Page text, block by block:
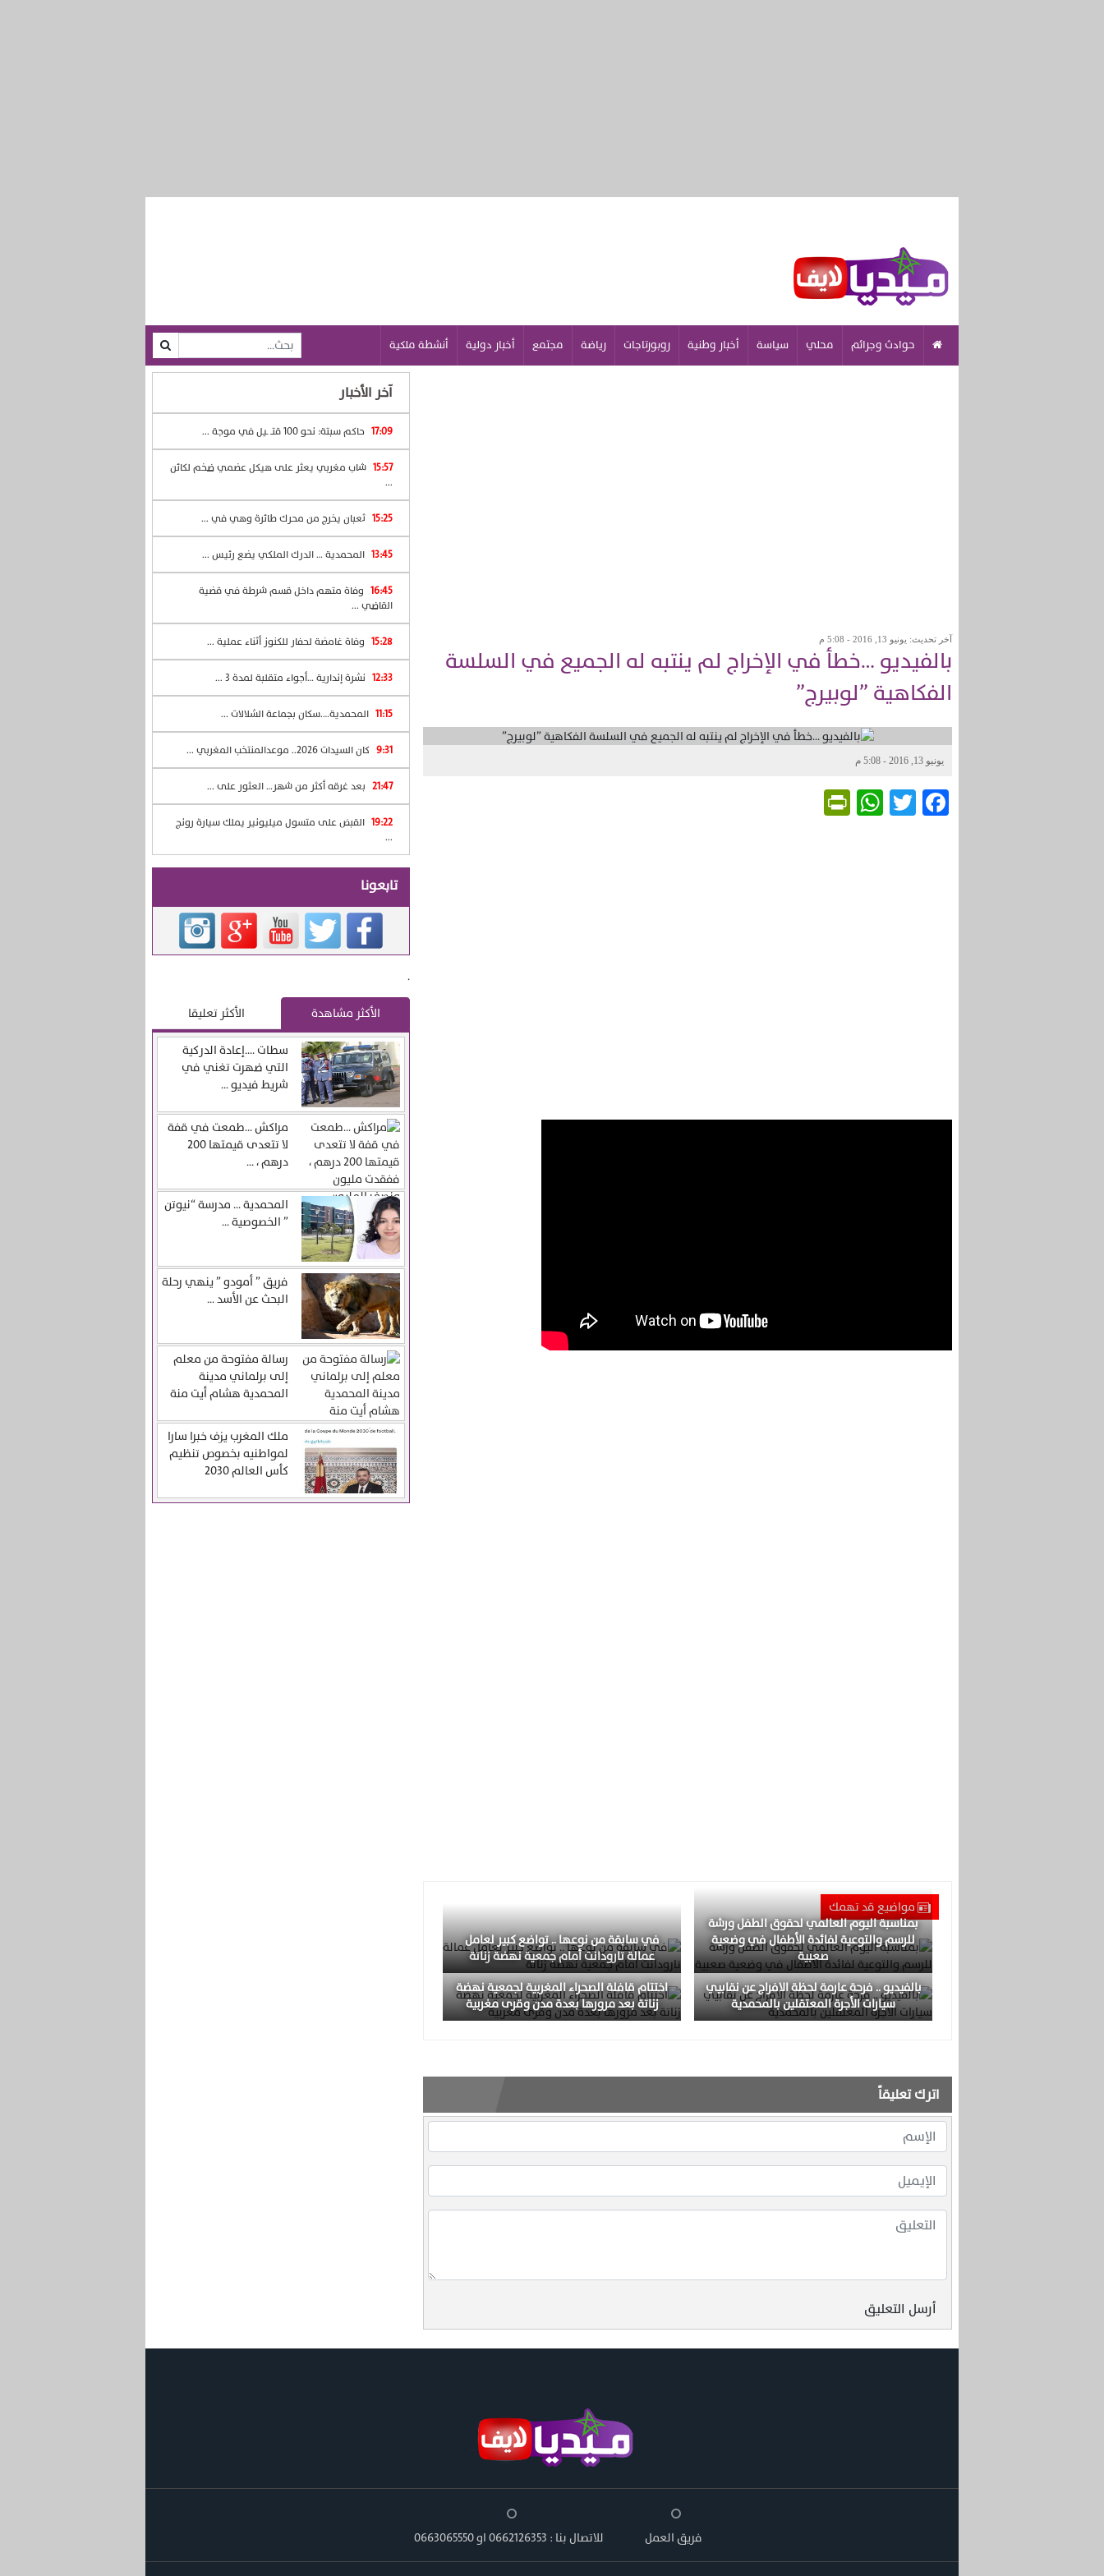
حوادث وجرائم محلي سياسة أخبار وطنية روبورتاجات رياضة مجتمع أخبار دولية أنشطة ملكية
آخر تحديث: يونيو 13, 2016 - 5:08 م
بالفيديو …خطأ في الإخراج لم ينتبه له الجميع في السلسة
الفكاهية ”لوبيرج”
يونيو 13, 2016 - 5:08 م
Facebook
Twitter
WhatsApp
مواضيع قد تهمك
بمناسبة اليوم العالمي لحقوق الطفل ورشة
للرسم والتوعية لفائدة الأطفال في وضعية
صعبية
في سابقة من نوعها .. تواضع كبير لعامل
عمالة تارودانت أمام جمعية نهضة زناتة
بالفيديو .. فرحة عارمة لحظة الافراج عن نقابيي
سيارات الأجرة المعتقلين بالمحمدية
اختتام قافلة الصحراء المغربية لجمعية نهضة
زناتة بعد مرورها بعدة مدن وقرى مغربية
اترك تعليقاً
أرسل التعليق
آخر الأخبار
17:09 حاكم سبتة: نحو 100 قتــ ـيل في موجة ...
15:57 شاب مغربي يعثر على هيكل عضمي ضخم لكائن
...
15:25 ثعبان يخرج من محرك طائرة وهي في ...
13:45 المحمدية … الدرك الملكي يضع رئيس ...
16:45 وفاة متهم داخل قسم شرطة في قضية
القاضي ...
15:28 وفاة غامضة لحفار للكنوز أثناء عملية ...
12:33 نشرة إندارية …أجواء متقلبة لمدة 3 ...
11:15 المحمدية….سكان بجماعة الشلالات ...
9:31 كان السيدات 2026.. موعدالمنتخب المغربي ...
21:47 بعد غرقه أكثر من شهر… العثور على ...
19:22 القبض على متسول ميليونير يملك سيارة رونج
...
تابعونا
.
الأكثر مشاهدة
الأكثر تعليقا
سطات ….إعادة الدركية
التي ضهرت تغني في
شريط فيديو ...
مراكش …طمعت في قفة
لا تتعدى قيمتها 200
درهم ، ...
المحمدية … مدرسة “نيوتن
” الخصوصية ...
فريق ” أمودو ” ينهي رحلة
البحث عن الأسد ...
رسالة مفتوحة من معلم
إلى برلماني مدينة
المحمدية هشام أيت منة
ملك المغرب يزف خبرا سارا
لمواطنيه بخصوص تنظيم
كأس العالم 2030
فريق العمل للاتصال بنا : 0662126353 او 0663065550